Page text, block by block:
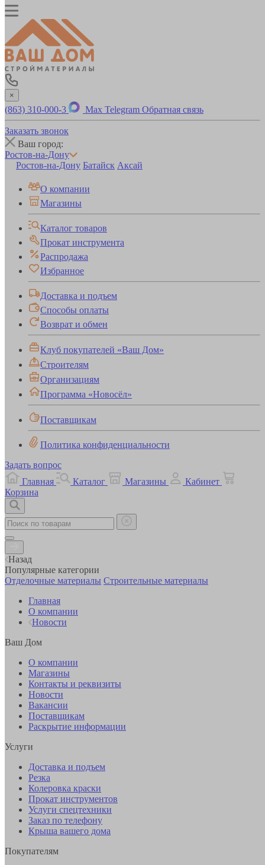
×
(863) 310-000-3 Max Telegram Обратная связь
Заказать звонок
Ваш город:
Ростов-на-Дону
Ростов-на-Дону Батайск Аксай
О компании
Магазины
Каталог товаров
Прокат инструмента
Распродажа
Избранное
Доставка и подъем
Способы оплаты
Возврат и обмен
Клуб покупателей «Ваш Дом»
Строителям
Организациям
Программа «Новосёл»
Поставщикам
Политика конфиденциальности
Задать вопрос
Главная
Каталог Магазины
Кабинет
Корзина
Назад
Популярные категории
Отделочные материалы Строительные материалы
Главная
О компании
Новости
Ваш Дом
О компании
Магазины
Контакты и реквизиты
Новости
Вакансии
Поставщикам
Раскрытие информации
Услуги
Доставка и подъем
Резка
Колеровка краски
Прокат инструментов
Услуги спецтехники
Заказ по телефону
Крыша вашего дома
Покупателям